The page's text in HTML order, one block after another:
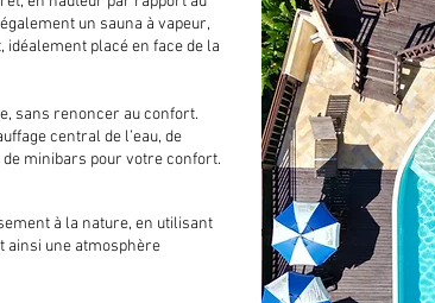
un sauna à vapeur,
idéalement placé en face de la
sans renoncer au confort.
central de l’eau, de
minibars pour votre confort.
à la nature, en utilisant
ainsi une atmosphère